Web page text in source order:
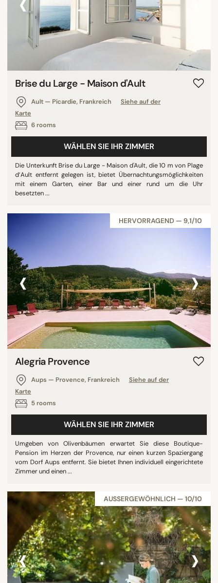
Brise du Large - Maison d'Ault
Ault — Picardie, Frankreich
Siehe auf der
Karte
6 rooms
WÄHLEN SIE IHR ZIMMER
Die Unterkunft Brise du Large - Maison d'Ault, die 10 m von Plage
d‘Ault entfernt gelegen ist, bietet Übernachtungsmöglichkeiten
mit einem Garten, einer Bar und einer rund um die Uhr
besetzten ...
HERVORRAGEND — 9,1/10
‹ ›
Alegria Provence
Aups — Provence, Frankreich
Siehe auf der
Karte
5 rooms
WÄHLEN SIE IHR ZIMMER
Umgeben von Olivenbäumen erwartet Sie diese Boutique-
Pension im Herzen der Provence, nur einen kurzen Spaziergang
vom Dorf Aups entfernt. Sie bietet Ihnen individuell eingerichtete
Zimmer und einen ...
AUSSERGEWÖHNLICH — 10/10
‹ ›